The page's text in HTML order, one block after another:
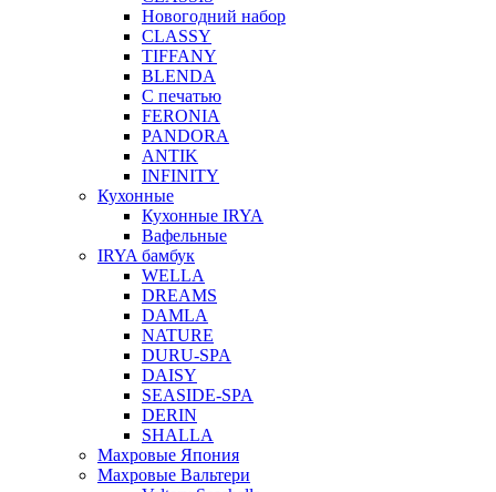
Новогодний набор
CLASSY
TIFFANY
BLENDA
С печатью
FERONIA
PANDORA
ANTIK
INFINITY
Кухонные
Кухонные IRYA
Вафельные
IRYA бамбук
WELLA
DREAMS
DAMLA
NATURE
DURU-SPA
DAISY
SEASIDE-SPA
DERIN
SHALLA
Махровые Япония
Махровые Вальтери